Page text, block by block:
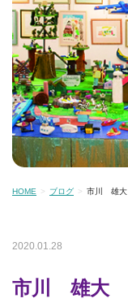
HOME ブログ 市川 雄大
2020.01.28
市川 雄大